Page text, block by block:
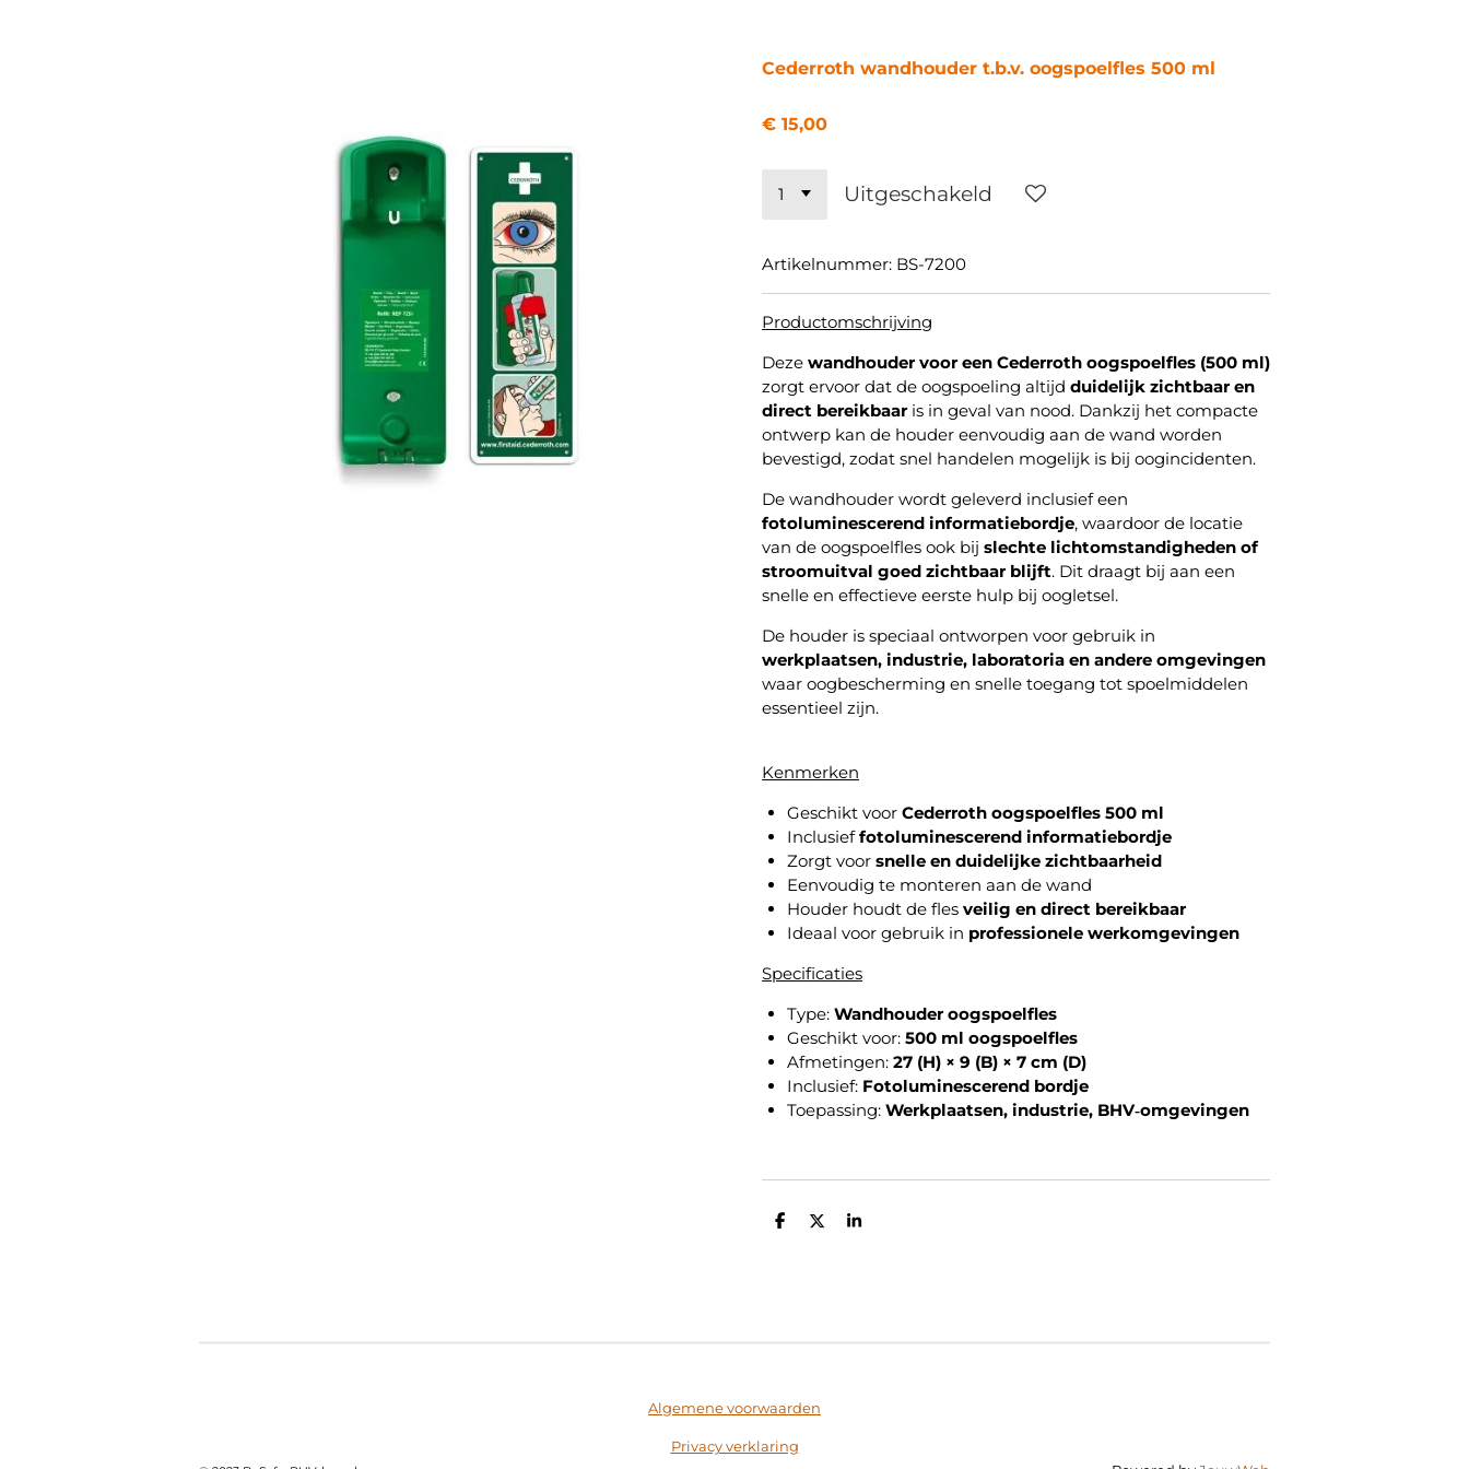
Cederroth wandhouder t.b.v. oogspoelfles 500 ml
€ 15,00
Uitgeschakeld
Artikelnummer: BS-7200
Productomschrijving
Deze wandhouder voor een Cederroth oogspoelfles (500 ml)
zorgt ervoor dat de oogspoeling altijd duidelijk zichtbaar en
direct bereikbaaris in geval van nood. Dankzij het compacte
ontwerp kan de houder eenvoudig aan de wand worden
bevestigd, zodat snel handelen mogelijk is bij oogincidenten.
De wandhouder wordt geleverd inclusief een
fotoluminescerend informatiebordje, waardoor de locatie
van de oogspoelfles ook bij slechte lichtomstandigheden of
stroomuitval goed zichtbaar blijft. Dit draagt bij aan een
snelle en effectieve eerste hulp bij oogletsel.
De houder is speciaal ontworpen voor gebruik in
werkplaatsen, industrie, laboratoria en andere omgevingen
waar oogbescherming en snelle toegang tot spoelmiddelen
essentieel zijn.
Kenmerken
Geschikt voor Cederroth oogspoelfles 500 ml
Inclusieffotoluminescerend informatiebordje
Zorgt voor snelle en duidelijke zichtbaarheid
Eenvoudig te monteren aan de wand
Houder houdt de fles veilig en direct bereikbaar
Ideaal voor gebruik in professionele werkomgevingen
Specificaties
Type: Wandhouder oogspoelfles
Geschikt voor: 500 ml oogspoelfles
Afmetingen: 27 (H) × 9 (B) × 7 cm (D)
Inclusief: Fotoluminescerend bordje
Toepassing: Werkplaatsen, industrie, BHV‑omgevingen
D
D
S
Algemene voorwaarden
Privacy verklaring